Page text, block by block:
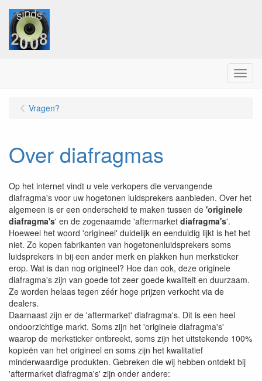
Menu
Vragen?
Over diafragmas
Op het internet vindt u vele verkopers die vervangende
diafragma's voor uw hogetonen luidsprekers aanbieden. Over het
algemeen is er een onderscheid te maken tussen de 'originele
diafragma's' en de zogenaamde 'aftermarket diafragma's'.
Hoeweel het woord 'origineel' duidelijk en eenduidig lijkt is het het
niet. Zo kopen fabrikanten van hogetonenluidsprekers soms
luidsprekers in bij een ander merk en plakken hun merksticker
erop. Wat is dan nog origineel? Hoe dan ook, deze originele
diafragma's zijn van goede tot zeer goede kwaliteit en duurzaam.
Ze worden helaas tegen zéér hoge prijzen verkocht via de
dealers.
Daarnaast zijn er de 'aftermarket' diafragma's. Dit is een heel
ondoorzichtige markt. Soms zijn het 'originele diafragma's'
waarop de merksticker ontbreekt, soms zijn het uitstekende 100%
kopieën van het origineel en soms zijn het kwalitatief
minderwaardige produkten. Gebreken die wij hebben ontdekt bij
'aftermarket diafragma's' zijn onder andere: